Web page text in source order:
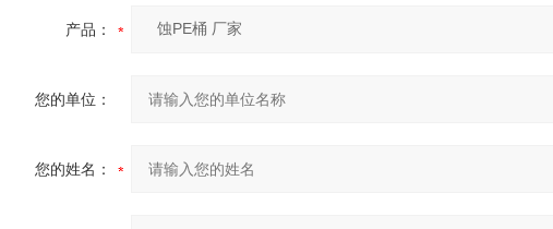
产品：
您的单位：
您的姓名：